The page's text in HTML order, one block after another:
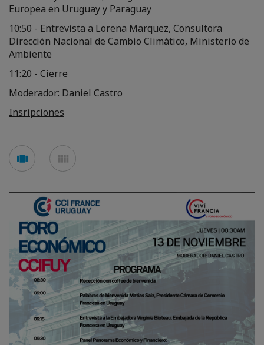
Europea en Uruguay y Paraguay
10:50 - Entrevista a Lorena Marquez, Consultora
Dirección Nacional de Cambio Climático, Ministerio de
Ambiente
11:20 - Cierre
Moderador: Daniel Castro
Insripciones
carousel mosaic